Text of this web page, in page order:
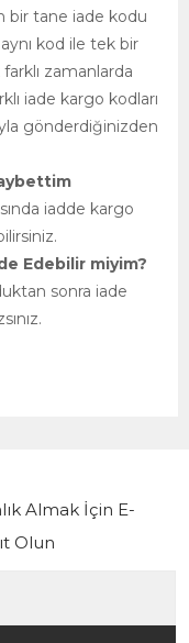
bir tane iade kodu
kod ile tek bir
zamanlarda
iade kargo kodları
gönderdiğinizden
iadde kargo
Edebilir miyim?
sonra iade
Almak İçin E-
Olun